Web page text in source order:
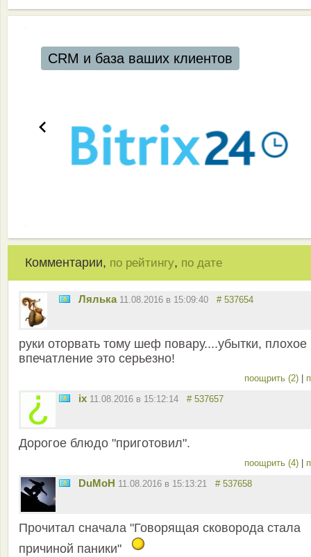
CRM и база ваших клиентов
Комментарии, по рейтингу, по дате
Лялька 11.08.2016 в 15:09:40 # 537654
руки оторвать тому шеф повару....убытки, плохое
впечатление это серьезно!
поощрить (2)
ix 11.08.2016 в 15:12:14 # 537657
Дорогое блюдо "приготовил".
поощрить (4)
DuMoH 11.08.2016 в 15:13:21 # 537658
Прочитал сначала "Говорящая сковорода стала
причиной паники"